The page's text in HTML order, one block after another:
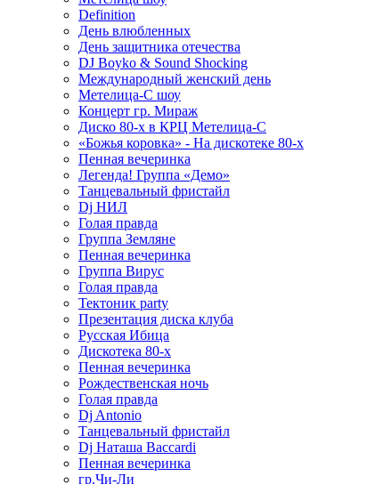
Definition
День влюбленных
День защитника отечества
DJ Boyko & Sound Shocking
Международный женский день
Метелица-С шоу
Концерт гр. Мираж
Диско 80-х в КРЦ Метелица-С
«Божья коровка» - На дискотеке 80-х
Пенная вечеринка
Легенда! Группа «Демо»
Танцевальный фристайл
Dj НИЛ
Голая правда
Группа Земляне
Пенная вечеринка
Группа Вирус
Голая правда
Тектоник party
Презентация диска клуба
Русская Ибица
Дискотека 80-х
Пенная вечеринка
Рождественская ночь
Голая правда
Dj Antonio
Танцевальный фристайл
Dj Наташа Baccardi
Пенная вечеринка
гр.Чи-Ли